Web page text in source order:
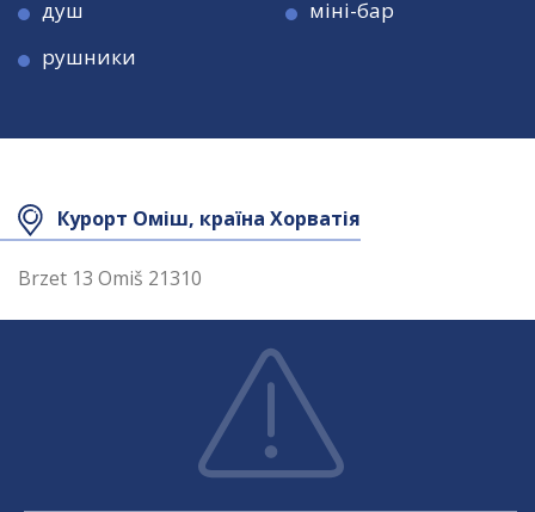
душ
рушники
міні-бар
Курорт Оміш, країна Хорватія
Brzet 13 Omiš 21310